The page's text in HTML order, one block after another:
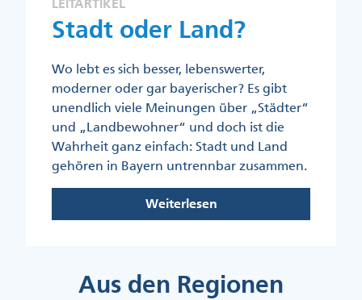
LEITARTIKEL
Stadt oder Land?
Wo lebt es sich besser, lebenswerter,
moderner oder gar bayerischer? Es gibt
unendlich viele Meinungen über „Städter“
und „Landbewohner“ und doch ist die
Wahrheit ganz einfach: Stadt und Land
gehören in Bayern untrennbar zusammen.
Weiterlesen
Aus den Regionen